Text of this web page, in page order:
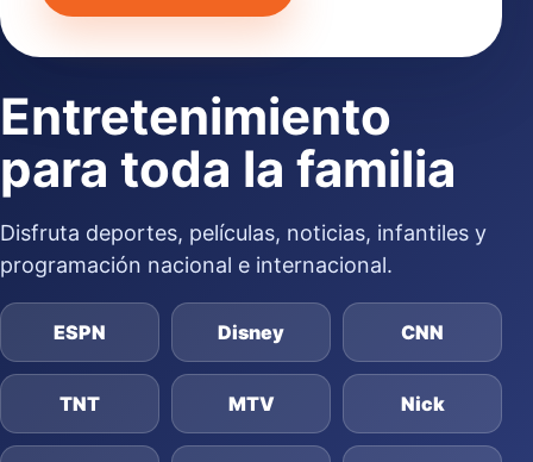
Entretenimiento
para toda la familia
Disfruta deportes, películas, noticias, infantiles y
programación nacional e internacional.
ESPN Disney CNN
TNT MTV Nick